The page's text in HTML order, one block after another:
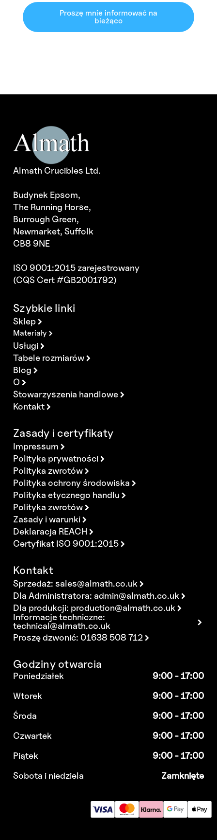
Proszę mnie informować na
bieżąco
Almath Crucibles Ltd.
Budynek Epsom,
The Running Horse,
Burrough Green,
Newmarket, Suffolk
CB8 9NE
ISO 9001:2015 zarejestrowany
(CQS Cert #GB2001792)
Szybkie linki
Sklep
Materiały
Usługi
Tabele rozmiarów
Blog
O
Stowarzyszenia handlowe
Kontakt
Zasady i certyfikaty
Impressum
Polityka prywatności
Polityka zwrotów
Polityka ochrony środowiska
Polityka etycznego handlu
Polityka zwrotów
Zasady i warunki
Deklaracja REACH
Certyfikat ISO 9001:2015
Kontakt
Sprzedaż:sales@almath.co.uk
Dla Administratora: admin@almath.co.uk
Dla produkcji: production@almath.co.uk
Informacje techniczne:
technical@almath.co.uk
Proszę dzwonić: 01638 508 712
Godziny otwarcia
Poniedziałek
9:00 - 17:00
Wtorek
9:00 - 17:00
Środa
9:00 - 17:00
Czwartek
9:00 - 17:00
Piątek
9:00 - 17:00
Sobota i niedziela
Zamknięte